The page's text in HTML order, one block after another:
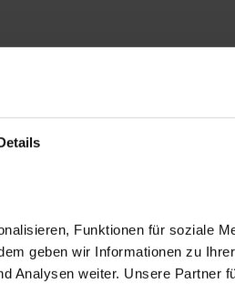
Funktionen für soziale
geben wir Informationen zu
Analysen weiter. Unsere Partner